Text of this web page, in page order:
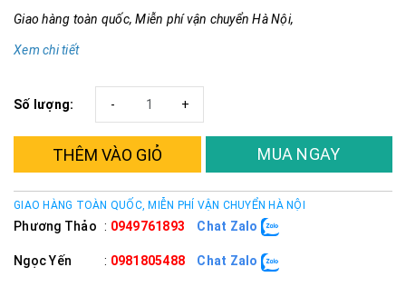
Giao hàng toàn quốc, Miễn phí vận chuyển Hà Nội,
Xem chi tiết
Số lượng: +
-
THÊM VÀO GIỎ MUA NGAY
GIAO HÀNG TOÀN QUỐC, MIỄN PHÍ VẬN CHUYỂN HÀ NỘI
Phương Thảo : 0949761893 Chat Zalo
Ngọc Yến : 0981805488 Chat Zalo